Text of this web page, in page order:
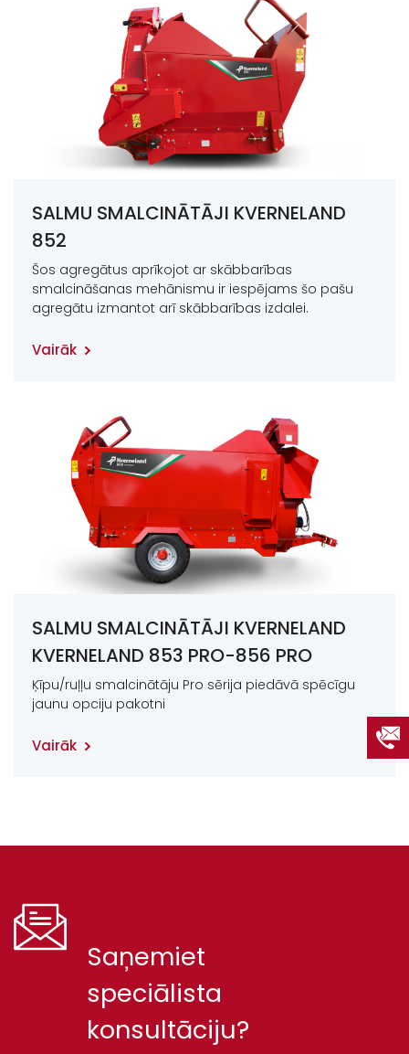
SALMU SMALCINĀTĀJI KVERNELAND
852
Šos agregātus aprīkojot ar skābbarības
smalcināšanas mehānismu ir iespējams šo pašu
agregātu izmantot arī skābbarības izdalei.
Vairāk
SALMU SMALCINĀTĀJI KVERNELAND
KVERNELAND 853 PRO-856 PRO
Ķīpu/ruļļu smalcinātāju Pro sērija piedāvā spēcīgu
jaunu opciju pakotni
Vairāk
Saņemiet
speciālista
konsultāciju?